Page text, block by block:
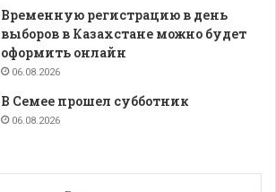
Временную регистрацию в день
выборов в Казахстане можно будет
оформить онлайн
06.08.2026
В Семее прошел субботник
06.08.2026